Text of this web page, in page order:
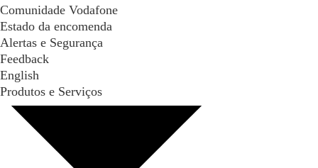
Comunidade Vodafone
Estado da encomenda
Alertas e Segurança
Feedback
English
Produtos e Serviços